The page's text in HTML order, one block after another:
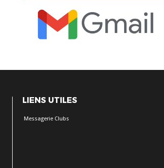
LIENS UTILES
Messagerie Clubs